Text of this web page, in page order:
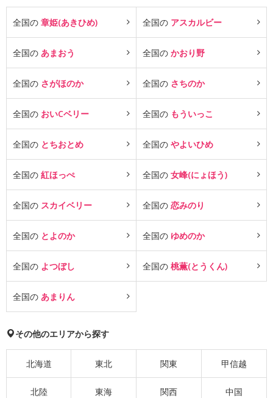
全国の 章姫(あきひめ) 全国の アスカルビー
全国の あまおう 全国の かおり野
全国の さがほのか 全国の さちのか
全国の おいCベリー 全国の もういっこ
全国の とちおとめ 全国の やよいひめ
全国の 紅ほっぺ 全国の 女峰(にょほう)
全国の スカイベリー 全国の 恋みのり
全国の とよのか 全国の ゆめのか
全国の よつぼし 全国の 桃薫(とうくん)
全国の あまりん
その他のエリアから探す
北海道 東北 関東 甲信越
北陸 東海 関西 中国